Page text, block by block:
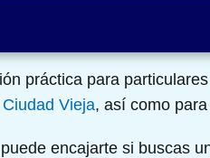
práctica para
Ciudad Vieja, así como
encajarte si buscas